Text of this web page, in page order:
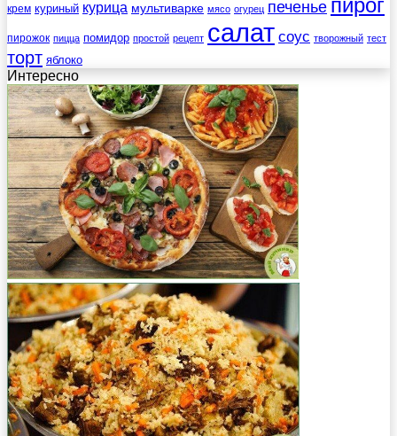
крем куриный курица мультиварке мясо огурец печенье пирог
пирожок пицца помидор простой рецепт салат соус творожный тест
торт яблоко
Интересно